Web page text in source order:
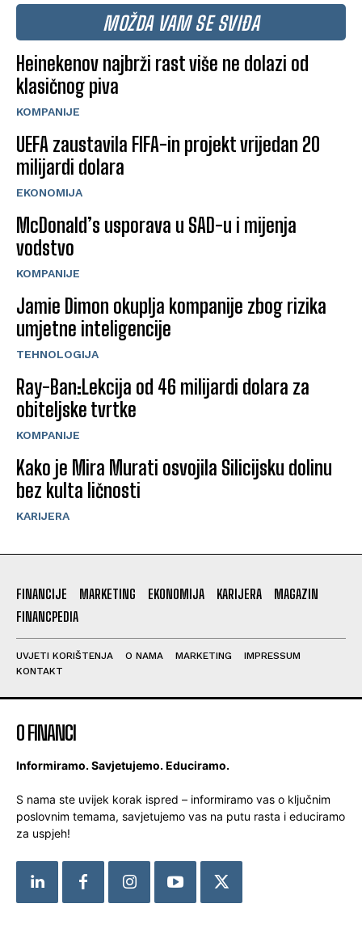
MOŽDA VAM SE SVIĐA
Heinekenov najbrži rast više ne dolazi od
klasičnog piva
KOMPANIJE
UEFA zaustavila FIFA-in projekt vrijedan 20
milijardi dolara
EKONOMIJA
McDonald’s usporava u SAD-u i mijenja
vodstvo
KOMPANIJE
Jamie Dimon okuplja kompanije zbog rizika
umjetne inteligencije
TEHNOLOGIJA
Ray-Ban:Lekcija od 46 milijardi dolara za
obiteljske tvrtke
KOMPANIJE
Kako je Mira Murati osvojila Silicijsku dolinu
bez kulta ličnosti
KARIJERA
FINANCIJE MARKETING EKONOMIJA KARIJERA
MAGAZIN
FINANCPEDIA
UVJETI KORIŠTENJA O NAMA MARKETING
IMPRESSUM
KONTAKT
O FINANCI
Informiramo. Savjetujemo. Educiramo.
S nama ste uvijek korak ispred – informiramo vas o ključnim
poslovnim temama, savjetujemo vas na putu rasta i educiramo
za uspjeh!